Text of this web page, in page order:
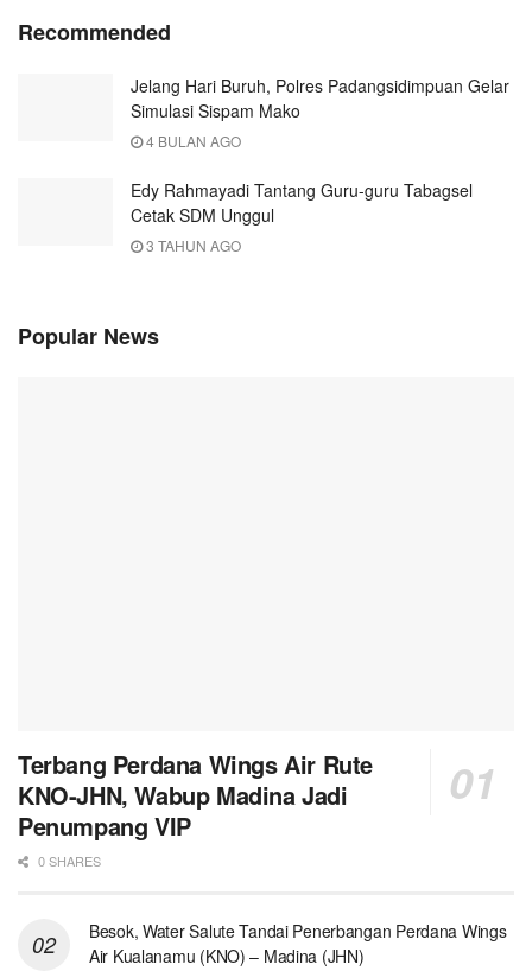
Recommended
Jelang Hari Buruh, Polres Padangsidimpuan Gelar
Simulasi Sispam Mako
4 BULAN AGO
Edy Rahmayadi Tantang Guru-guru Tabagsel
Cetak SDM Unggul
3 TAHUN AGO
Popular News
Terbang Perdana Wings Air Rute
KNO-JHN, Wabup Madina Jadi
Penumpang VIP
0 SHARES
Besok, Water Salute Tandai Penerbangan Perdana Wings
Air Kualanamu (KNO) – Madina (JHN)